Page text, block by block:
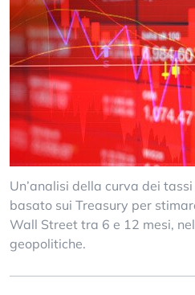
Un’analisi della curva dei
basato sui Treasury per
Wall Street tra 6 e 12 mesi,
geopolitiche.